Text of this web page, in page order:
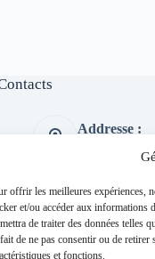
offrir les meilleures expériences,
et/ou accéder aux informations
de traiter des données telles
de ne pas consentir ou de
et fonctions.
Addresse :
04 73 97 91
E-mail :
Permanences